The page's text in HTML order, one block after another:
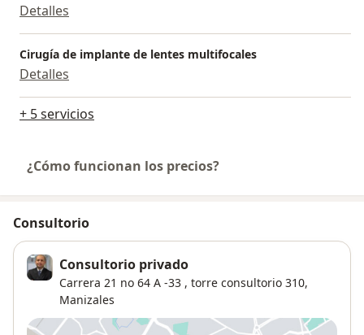
Detalles
Cirugía de implante de lentes multifocales
Detalles
+ 5 servicios
¿Cómo funcionan los precios?
Consultorio
Consultorio privado
Carrera 21 no 64 A -33 , torre consultorio 310,
Manizales